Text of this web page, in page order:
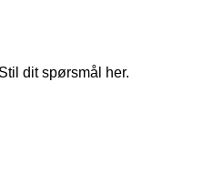
dit spørsmål her.